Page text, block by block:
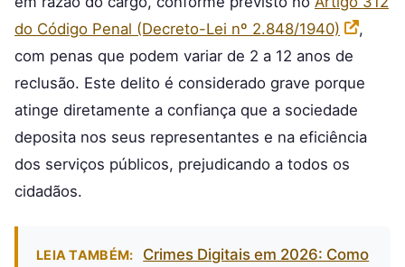
do Código Penal (Decreto-Lei nº 2.848/1940)
,
com penas que podem variar de 2 a 12 anos de
reclusão. Este delito é considerado grave porque
atinge diretamente a confiança que a sociedade
deposita nos seus representantes e na eficiência
dos serviços públicos, prejudicando a todos os
cidadãos.
LEIA TAMBÉM:
Crimes Digitais em 2026: Como